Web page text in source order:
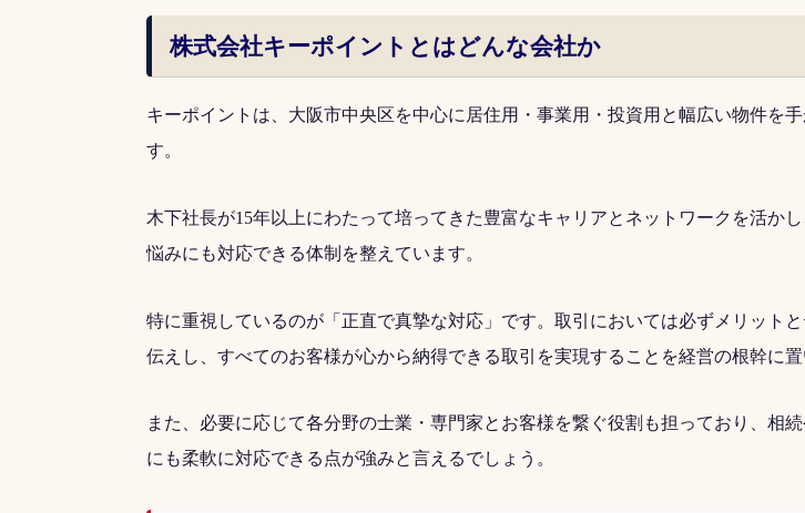
株式会社キーポイントとはどんな会社か
キーポイントは、大阪市中央区を中心に居住用・事業用・投資用と幅広い物件を
す。
木下社長が15年以上にわたって培ってきた豊富なキャリアとネットワークを活か
悩みにも対応できる体制を整えています。
特に重視しているのが「正直で真摯な対応」です。取引においては必ずメリット
伝えし、すべてのお客様が心から納得できる取引を実現することを経営の根幹に置
また、必要に応じて各分野の士業・専門家とお客様を繋ぐ役割も担っており、相
にも柔軟に対応できる点が強みと言えるでしょう。